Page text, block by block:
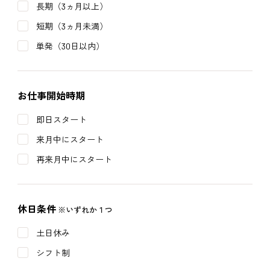
長期（3ヵ月以上）
短期（3ヵ月未満）
単発（30日以内）
お仕事開始時期
即日スタート
来月中にスタート
再来月中にスタート
休日条件 ※いずれか１つ
土日休み
シフト制